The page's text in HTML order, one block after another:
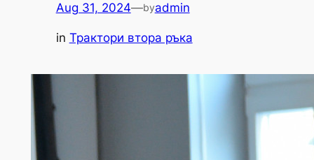
Aug 31, 2024—byadmin
in Трактори втора ръка